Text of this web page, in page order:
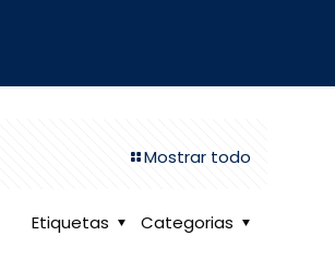
Mostrar todo
Categorias
Etiquetas